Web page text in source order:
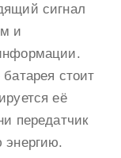
сигнал
и
стоит
её
передатчик
энергию.